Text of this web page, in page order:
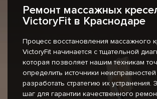
Ремонт массажных
VictoryFit в Краснодаре
Процесс восстановления массажного
VictoryFit начинается с тщательной
которая позволяет нашим техникам
определить источники
разработать стратегию их устранения.
шаг для гарантии качественного